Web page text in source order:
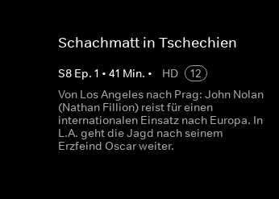
Schachmatt in Tschechien
S8 Ep. 1 • 41 Min. • HD
12
Von Los Angeles nach Prag: John Nolan
(Nathan Fillion) reist für einen
internationalen Einsatz nach Europa. In
L.A. geht die Jagd nach seinem
Erzfeind Oscar weiter.